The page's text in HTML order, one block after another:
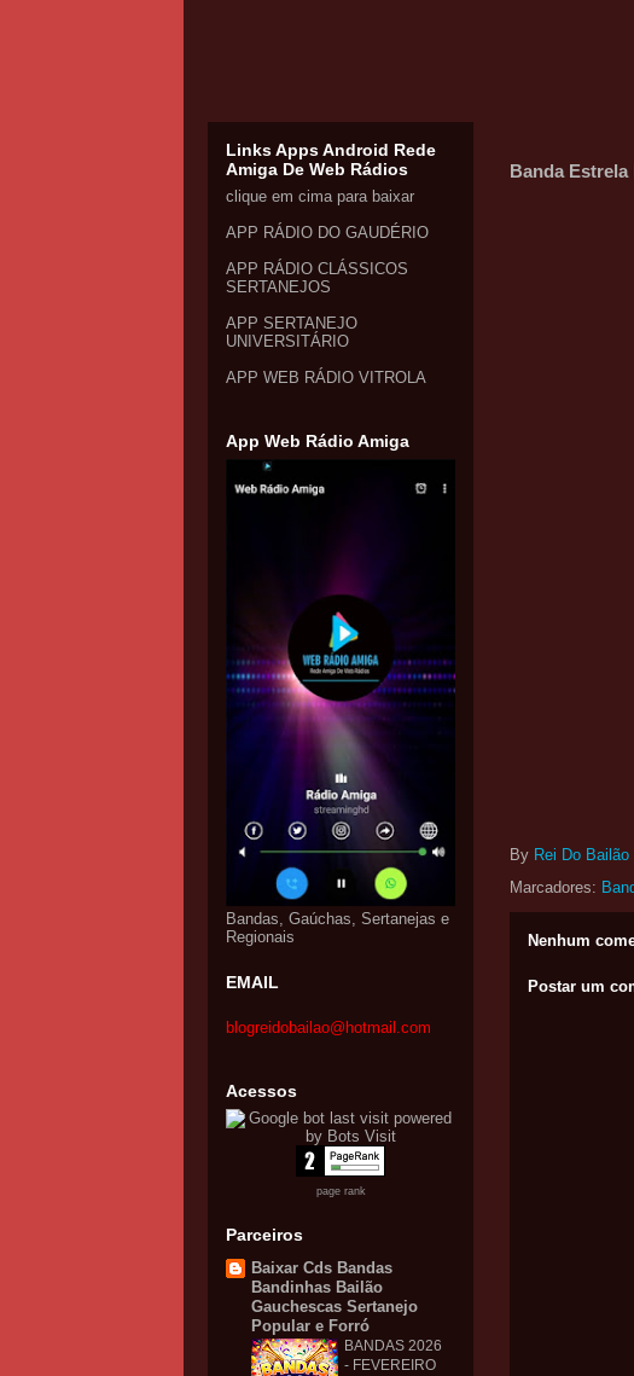
Banda Estrela
By Rei Do Bailão
Marcadores:
Nenhum
Postar um
Links Apps Android Rede
Amiga De Web Rádios
clique em cima para baixar
APP RÁDIO DO GAUDÉRIO
APP RÁDIO CLÁSSICOS
SERTANEJOS
APP SERTANEJO
UNIVERSITÁRIO
APP WEB RÁDIO VITROLA
App Web Rádio Amiga
Bandas, Gaúchas, Sertanejas e
Regionais
EMAIL
blogreidobailao@hotmail.com
Acessos
page rank
Parceiros
Baixar Cds Bandas
Bandinhas Bailão
Gauchescas Sertanejo
Popular e Forró
BANDAS 2026
- FEVEREIRO